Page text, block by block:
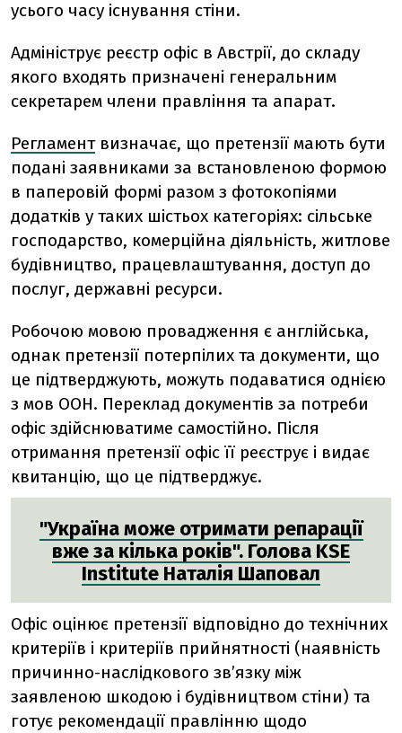
усього часу існування стіни.
Адмініструє реєстр офіс в Австрії, до складу
якого входять призначені генеральним
секретарем члени правління та апарат.
Регламентвизначає, що претензії мають бути
подані заявниками за встановленою формою
в паперовій формі разом з фотокопіями
додатків у таких шістьох категоріях: сільське
господарство, комерційна діяльність, житлове
будівництво, працевлаштування, доступ до
послуг, державні ресурси.
Робочою мовою провадження є англійська,
однак претензії потерпілих та документи, що
це підтверджують, можуть подаватися однією
з мов ООН. Переклад документів за потреби
офіс здійснюватиме самостійно. Після
отримання претензії офіс її реєструє і видає
квитанцію, що це підтверджує.
"Україна може отримати репарації
вже за кілька років". Голова KSE
Institute Наталія Шаповал
Офіс оцінює претензії відповідно до технічних
критеріїв і критеріїв прийнятності (наявність
причинно-наслідкового зв’язку між
заявленою шкодою і будівництвом стіни) та
готує рекомендації правлінню щодо